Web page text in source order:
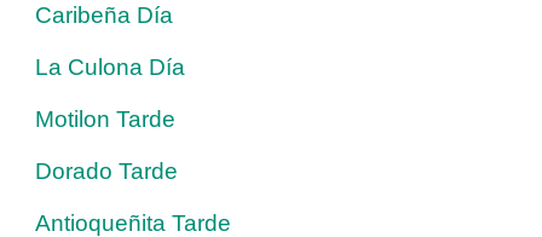
Caribeña Día
La Culona Día
Motilon Tarde
Dorado Tarde
Antioqueñita Tarde